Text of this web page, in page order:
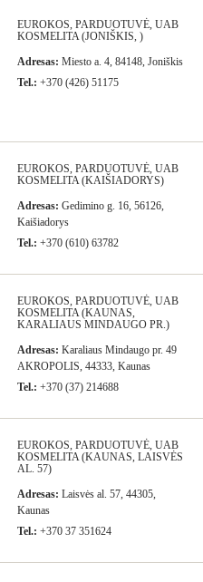
EUROKOS, PARDUOTUVĖ, UAB
KOSMELITA (JONIŠKIS, )
Adresas: Miesto a. 4, 84148, Joniškis
Tel.: +370 (426) 51175
EUROKOS, PARDUOTUVĖ, UAB
KOSMELITA (KAIŠIADORYS)
Adresas: Gedimino g. 16, 56126,
Kaišiadorys
Tel.: +370 (610) 63782
EUROKOS, PARDUOTUVĖ, UAB
KOSMELITA (KAUNAS,
KARALIAUS MINDAUGO PR.)
Adresas: Karaliaus Mindaugo pr. 49
AKROPOLIS, 44333, Kaunas
Tel.: +370 (37) 214688
EUROKOS, PARDUOTUVĖ, UAB
KOSMELITA (KAUNAS, LAISVĖS
AL. 57)
Adresas: Laisvės al. 57, 44305,
Kaunas
Tel.: +370 37 351624